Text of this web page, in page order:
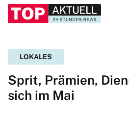
LOKALES
Sprit, Prämien,
sich im Mai